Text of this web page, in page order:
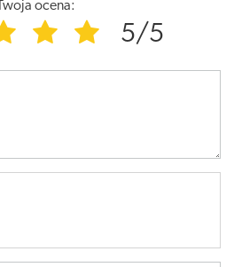
Twoja ocena:
5/5